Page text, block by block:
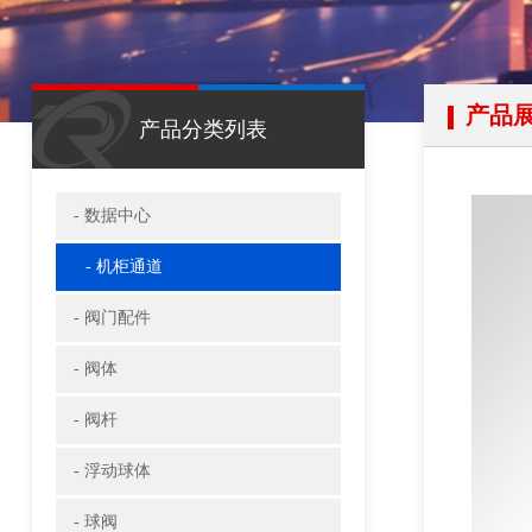
产品分类列表
- 数据中心
- 机柜通道
- 阀门配件
- 阀体
- 阀杆
- 浮动球体
- 球阀
产品